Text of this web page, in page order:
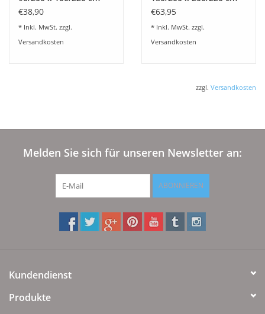
Jersey Stretch - Kirsten
30 cm Höhe,
Boxspring- und
€38,90
* Inkl. MwSt. zzgl.
Versandkosten
Jersey Stretch - Kirsten
30 cm Höhe,
Boxspring- und
€63,95
* Inkl. MwSt. zzgl.
Versandkosten
zzgl. Versandkosten
Melden Sie sich für unseren Newsletter an:
ABONNIEREN
Kundendienst
Produkte